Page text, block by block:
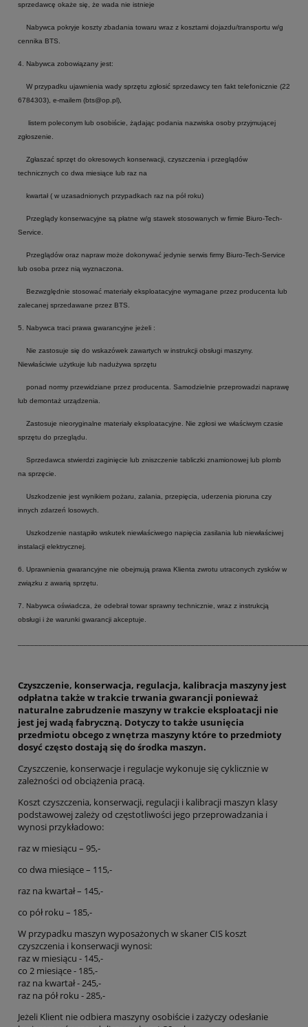
sprzedawcę okaże się, że wada nie istnieje
Nabywca pokryje koszty zbadania towaru wraz z kosztami dojazdu/transportu w/g
cennika BTS.
4. Nabywca zobowiązany jest:
W przypadku ujawnienia wady sprzętu zgłosić sprzedawcy ten fakt telefonicznie (22
6784303), e-mailem (bts@op.pl),
listem poleconym lub osobiście, żądając podania nazwiska osoby przyjmującej
zgłoszenie.
Zgłaszać sprzęt do okresowych konserwacji, czyszczenia i przeglądów
technicznych co dwa miesiące lub raz na
kwartał ( w uzasadnionych przypadkach raz na pół roku)
Przeglądy konserwacyjne są płatne w/g stawek stosowanych w firmie Biuro-Tech-
Service.
Przeglądów oraz napraw może dokonywać jedynie serwis firmy Biuro-Tech-Service
lub osoba przez nią wyznaczona.
Bezwzględnie stosować materiały eksploatacyjne wymagane przez producenta lub
zalecanej sprzedawane przez BTS.
5. Nabywca traci prawa gwarancyjne jeżeli :
Nie zastosuje się do wskazówek zawartych w instrukcji obsługi maszyny.
Niewłaściwie użytkuje lub nadużywa sprzętu
ponad normy przewidziane przez producenta. Samodzielnie przeprowadzi naprawę
lub demontaż urządzenia.
Zastosuje nieoryginalne materiały eksploatacyjne. Nie zgłosi we właściwym czasie
sprzętu do przeglądu.
Sprzedawca stwierdzi zaginięcie lub zniszczenie tabliczki znamionowej lub plomb
na sprzęcie.
Uszkodzenie jest wynikiem pożaru, zalania, przepięcia, uderzenia pioruna czy
innych zdarzeń losowych.
Uszkodzenie nastąpiło wskutek niewłaściwego napięcia zasilania lub niewłaściwej
instalacji elektrycznej.
6. Uprawnienia gwarancyjne nie obejmują prawa Klienta zwrotu utraconych zysków w
związku z awarią sprzętu.
7. Nabywca oświadcza, że odebrał towar sprawny technicznie, wraz z instrukcją
obsługi i że warunki gwarancji akceptuje.
Czyszczenie, konserwacja, regulacja, kalibracja maszyny jest
odpłatna także w trakcie trwania gwarancji ponieważ
naturalne zabrudzenie maszyny w trakcie eksploatacji nie
jest jej wadą fabryczną. Dotyczy to także usunięcia
przedmiotu obcego z wnętrza maszyny które to przedmioty
dosyć często dostają się do środka maszyn.
Czyszczenie, konserwacje i regulacje wykonuje się cyklicznie w
zależności od obciążenia pracą.
Koszt czyszczenia, konserwacji, regulacji i kalibracji maszyn klasy
podstawowej zależy od częstotliwości jego przeprowadzania i
wynosi przykładowo:
raz w miesiącu – 95,-
co dwa miesiące – 115,-
raz na kwartał – 145,-
co pół roku – 185,-
W przypadku maszyn wyposażonych w skaner CIS koszt
czyszczenia i konserwacji wynosi:
raz w miesiącu - 145,-
co 2 miesiące - 185,-
raz na kwartał - 245,-
raz na pół roku - 285,-
Jeżeli Klient nie odbiera maszyny osobiście i zażyczy odesłanie